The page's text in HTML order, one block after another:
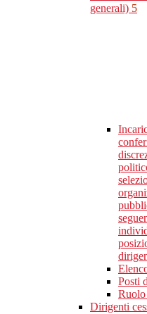
generali) 5
Posti
Dirigenti